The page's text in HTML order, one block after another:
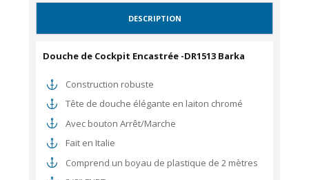
DESCRIPTION
Douche de Cockpit Encastrée -DR1513 Barka
Construction robuste
Tête de douche élégante en laiton chromé
Avec bouton Arrêt/Marche
Fait en Italie
Comprend un boyau de plastique de 2 mètres